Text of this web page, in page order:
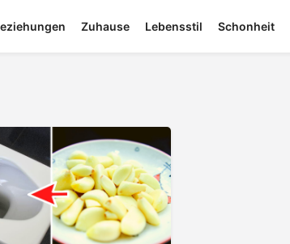
Zuhause Lebensstil Schonheit